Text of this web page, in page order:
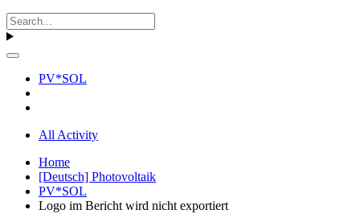
PV*SOL
All Activity
Home
[Deutsch] Photovoltaik
PV*SOL
Logo im Bericht wird nicht exportiert